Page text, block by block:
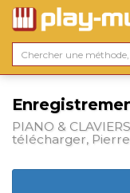
PIANO &
télécharger,